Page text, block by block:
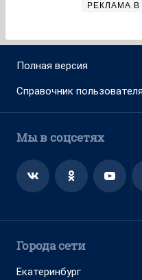
РЕКЛАМА
Полная версия
Справочник
Мы в соцсетях
Города сети
Екатеринбург